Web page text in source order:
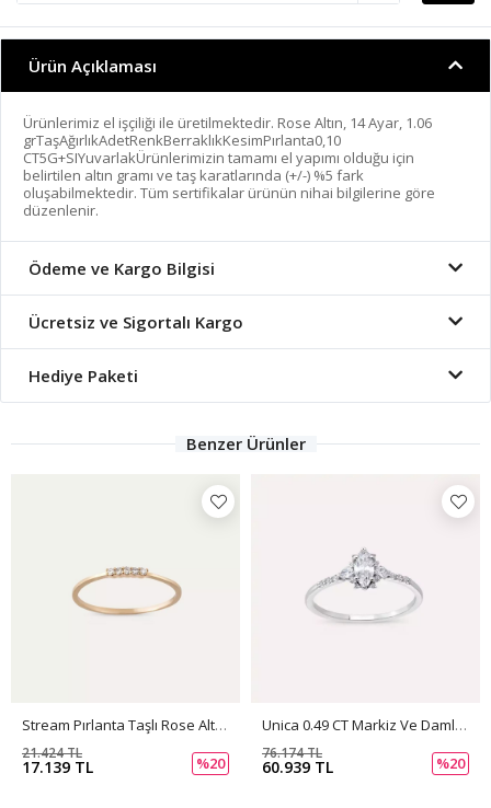
Ürün Açıklaması
Ürünlerimiz el işçiliği ile üretilmektedir. Rose Altın, 14 Ayar, 1.06
grTaşAğırlıkAdetRenkBerraklıkKesimPırlanta0,10
CT5G+SIYuvarlakÜrünlerimizin tamamı el yapımı olduğu için
belirtilen altın gramı ve taş karatlarında (+/-) %5 fark
oluşabilmektedir. Tüm sertifikalar ürünün nihai bilgilerine göre
düzenlenir.
Ödeme ve Kargo Bilgisi
Ücretsiz ve Sigortalı Kargo
Hediye Paketi
Benzer Ürünler
Stream Pırlanta Taşlı Rose Altın Yüzük
17.139 TL
21.424 TL
%20
Unica 0.49 CT Markiz Ve Damla Kesim Pırlanta Taşlı Beyaz Altın Yüzük
60.939 TL
76.174 TL
%20